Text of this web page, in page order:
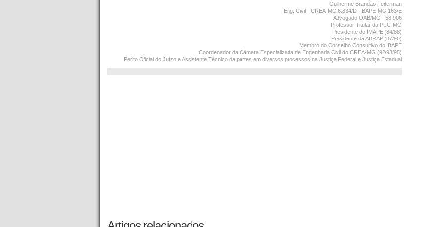
Guilherme Brandão Federman
Eng. Civil - CREA-MG 6.834/D -IBAPE-MG 163/E
Advogado OAB/MG - 58.906
Professor Titular da PUC-MG
Presidente do IMAPE (84/88)
Presidente da ABRAP (87/90)
Membro do Conselho Consultivo do IBAPE
Coordenador da Câmara Especializada de Engenharia Civil do CREA-MG (92/93/95)
Perito Oficial do Juízo e Assistente Técnico da partes em diversos processos na Justiça Federal e Justiça Estadual